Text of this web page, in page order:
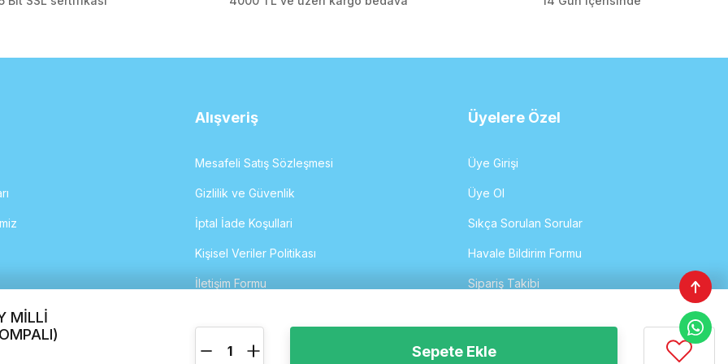
MİLLİ
Sepete Ekle
Alışveriş
Mesafeli Satış Sözleşmesi
Gizlilik ve Güvenlik
İptal İade Koşullari
Kişisel Veriler Politikası
İletişim Formu
Üyelere Özel
Üye Girişi
Üye Ol
Sıkça Sorulan Sorular
Havale Bildirim Formu
Sipariş Takibi